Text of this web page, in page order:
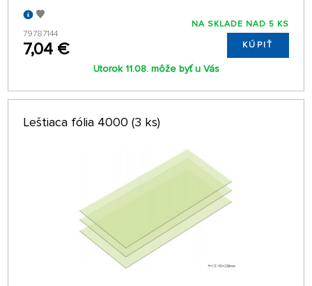
79787144
7,04 €
NA SKLADE NAD 5 KS
KÚPIŤ
Utorok 11.08. môže byť u Vás
Leštiaca fólia 4000 (3 ks)